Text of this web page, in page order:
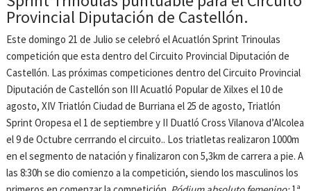
Provincial Diputación de Castellón.
Este domingo 21 de Julio se celebró el Acuatlón Sprint Trinoulas
competición que esta dentro del Circuito Provincial Diputación de
Castellón. Las próximas competiciones dentro del Circuito Provincial
Diputación de Castellón son III Acuatló Popular de Xilxes el 10 de
agosto, XIV Triatlón Ciudad de Burriana el 25 de agosto, Triatlón
Sprint Oropesa el 1 de septiembre y II Duatló Cross Vilanova d’Alcolea
el 9 de Octubre cerrrando el circuito.. Los triatletas realizaron 1000m
en el segmento de natación y finalizaron con 5,3km de carrera a pie. A
las 8:30h se dio comienzo a la competición, siendo los masculinos los